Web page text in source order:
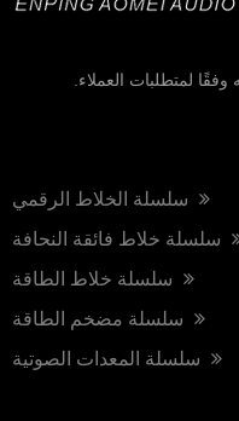
لمتطلبات العملاء.